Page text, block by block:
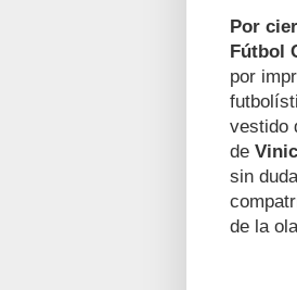
Por
Fútbol
por
vestido
de
sin
de la